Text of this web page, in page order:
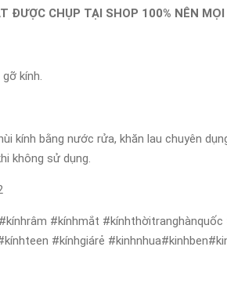
ĐƯỢC CHỤP TẠI SHOP 100% NÊN
kính.
kính bằng nước rửa, khăn lau chuyên
không sử dụng.
#kínhmắt
#kínhgiárẻ